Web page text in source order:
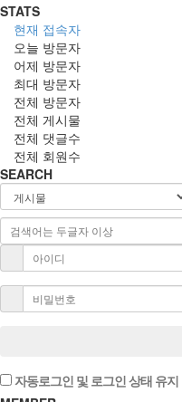
STATS
현재 접속자
오늘 방문자
어제 방문자
최대 방문자
전체 방문자
전체 게시물
전체 댓글수
전체 회원수
SEARCH
자동로그인 및 로그인 상태 유지